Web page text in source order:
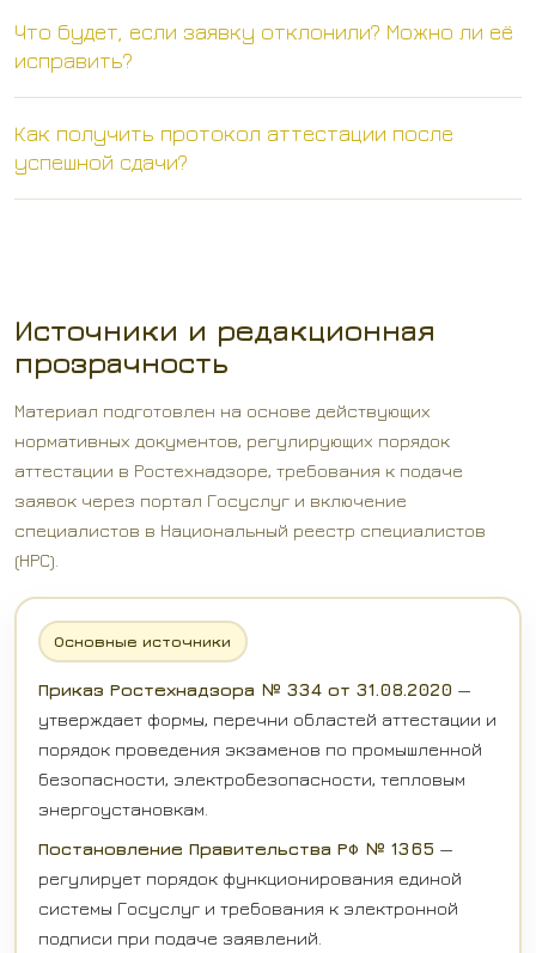
Что будет, если заявку отклонили? Можно ли её
исправить?
Как получить протокол аттестации после
успешной сдачи?
Источники и редакционная
прозрачность
Материал подготовлен на основе действующих
нормативных документов, регулирующих порядок
аттестации в Ростехнадзоре, требования к подаче
заявок через портал Госуслуг и включение
специалистов в Национальный реестр специалистов
(НРС).
Основные источники
Приказ Ростехнадзора № 334 от 31.08.2020 —
утверждает формы, перечни областей аттестации и
порядок проведения экзаменов по промышленной
безопасности, электробезопасности, тепловым
энергоустановкам.
Постановление Правительства РФ № 1365 —
регулирует порядок функционирования единой
системы Госуслуг и требования к электронной
подписи при подаче заявлений.